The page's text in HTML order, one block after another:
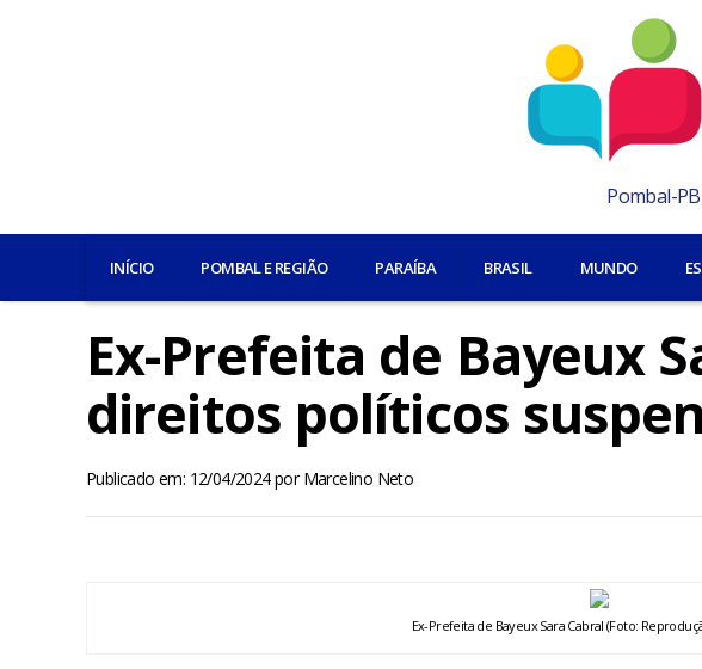
Pombal-
INÍCIO POMBAL E REGIÃO PARAÍBA BRASIL MUNDO
Ex-Prefeita de Bayeux
direitos políticos
Publicado em: 12/04/2024porMarcelino Neto
Ex-Prefeita de Bayeux Sara Cabral (Foto: